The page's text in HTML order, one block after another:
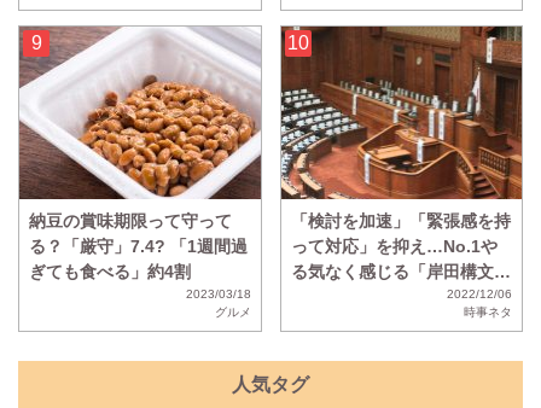
納豆の賞味期限って守って
る？「厳守」7.4? 「1週間過
ぎても食べる」約4割
2023/03/18
グルメ
「検討を加速」「緊張感を持
って対応」を抑え…No.1や
る気なく感じる「岸田構文」
2022/12/06
時事ネタ
人気タグ